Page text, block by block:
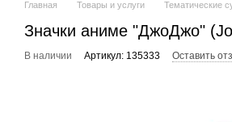
Главная Товары и услуги Тематические
Значки аниме "ДжоДжо"
В наличии Артикул: 135333 Оставить